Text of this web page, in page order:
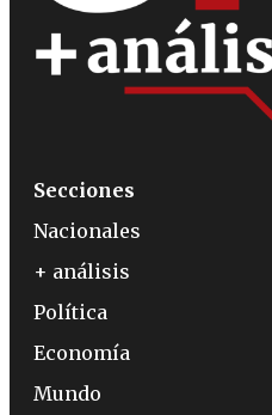
Secciones
Nacionales
+ análisis
Política
Economía
Mundo